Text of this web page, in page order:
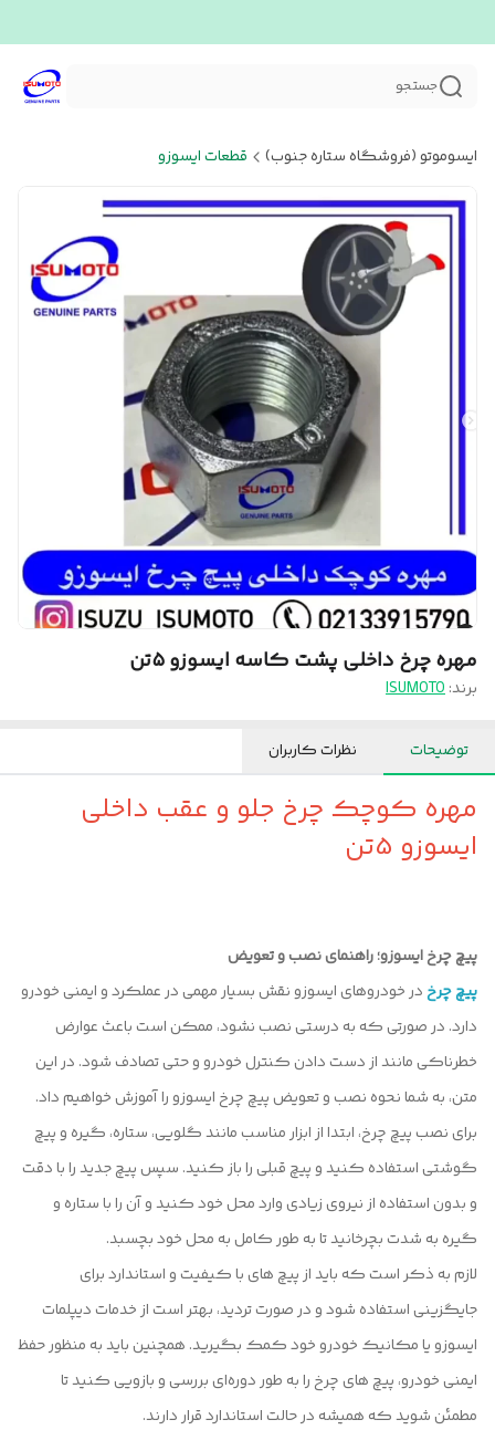
جستجو
ایسوموتو (فروشگاه ستاره جنوب) قطعات ایسوزو
مهره چرخ داخلی پشت کاسه ایسوزو ۵تن
برند:ISUMOTO
توضیحات نظرات کاربران
مهره کوچک چرخ جلو و عقب داخلی
ایسوزو 5تن
پیچ چرخ ایسوزو؛ راهنمای نصب و تعویض
پیچ چرخدر خودروهای ایسوزو نقش بسیار مهمی در عملکرد و ایمنی خودرو
دارد. در صورتی که به درستی نصب نشود، ممکن است باعث عوارض
خطرناکی مانند از دست دادن کنترل خودرو و حتی تصادف شود. در این
متن، به شما نحوه نصب و تعویض پیچ چرخ ایسوزو را آموزش خواهیم داد.
برای نصب پیچ چرخ، ابتدا از ابزار مناسب مانند گلویی، ستاره، گیره و پیچ
گوشتی استفاده کنید و پیچ قبلی را باز کنید. سپس پیچ جدید را با دقت
و بدون استفاده از نیروی زیادی وارد محل خود کنید و آن را با ستاره و
گیره به شدت بچرخانید تا به طور کامل به محل خود بچسبد.
لازم به ذکر است که باید از پیچ های با کیفیت و استاندارد برای
جایگزینی استفاده شود و در صورت تردید، بهتر است از خدمات دیپلمات
ایسوزو یا مکانیک خودرو خود کمک بگیرید. همچنین باید به منظور حفظ
ایمنی خودرو، پیچ های چرخ را به طور دوره‌ای بررسی و بازویی کنید تا
مطمئن شوید که همیشه در حالت استاندارد قرار دارند.